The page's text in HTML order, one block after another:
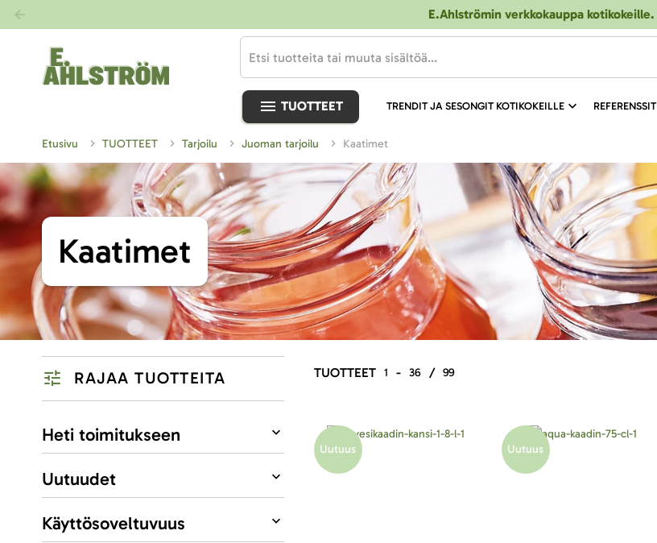
E.Ahlströmin verkkokauppa kotikokeille.
TUOTTEET
TRENDIT JA SESONGIT KOTIKOKEILLE REFERENSSIT
Etusivu TUOTTEET Tarjoilu Juoman tarjoilu Kaatimet
Kaatimet
TUOTTEET 1 - 36 / 99
Uutuus Uutuus
RAJAA TUOTTEITA
Listausvalinnat
Heti toimitukseen
Uutuudet
Käyttösoveltuvuus